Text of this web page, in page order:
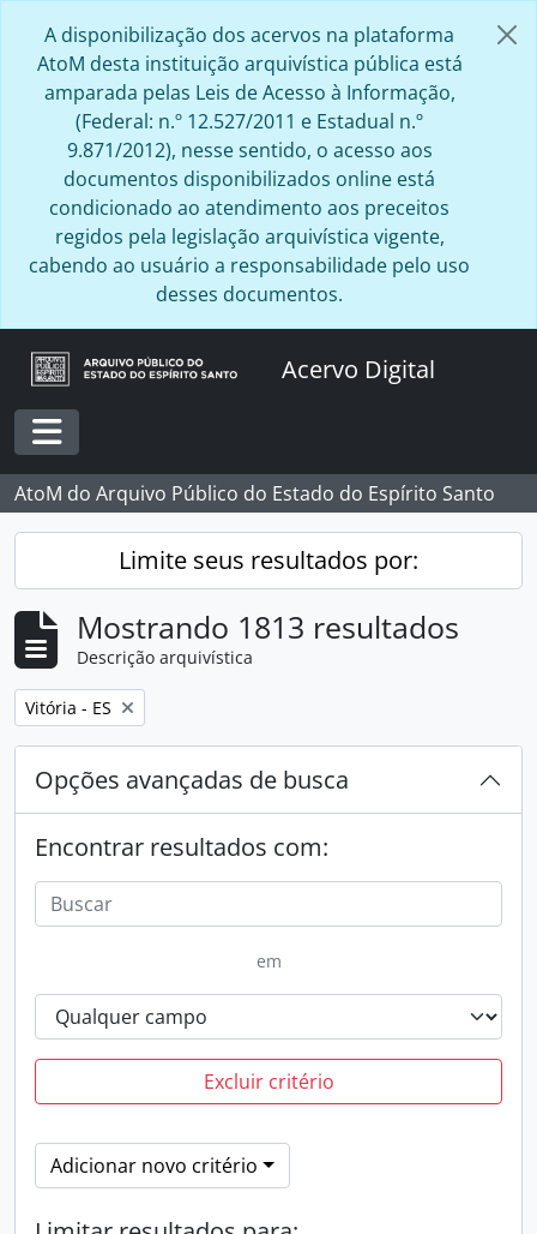
A disponibilização dos acervos na plataforma
AtoM desta instituição arquivística pública está
amparada pelas Leis de Acesso à Informação,
(Federal: n.º 12.527/2011 e Estadual n.º
9.871/2012), nesse sentido, o acesso aos
documentos disponibilizados online está
condicionado ao atendimento aos preceitos
regidos pela legislação arquivística vigente,
cabendo ao usuário a responsabilidade pelo uso
desses documentos.
Acervo Digital
Toggle navigation
AtoM do Arquivo Público do Estado do Espírito Santo
Limite seus resultados por:
Mostrando 1813 resultados
Descrição arquivística
Remover filtro:
Vitória - ES
Opções avançadas de busca
Encontrar resultados com:
em
Excluir critério
Adicionar novo critério